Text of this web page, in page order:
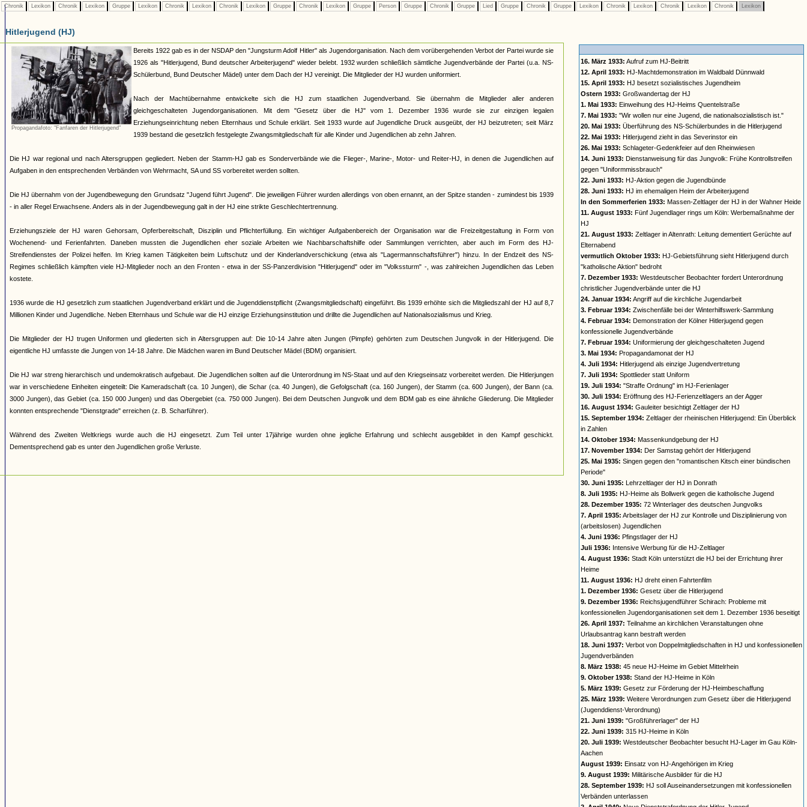
Chronik Lexikon Chronik Lexikon Gruppe Lexikon Chronik Lexikon Chronik Lexikon Gruppe Chronik Lexikon Gruppe Person Gruppe Chronik Gruppe Lied Gruppe Chronik Gruppe Lexikon Chronik Lexikon Chronik Lexikon Chronik Lexikon
Hitlerjugend (HJ)
Propagandafoto: "Fanfaren der Hitlerjugend"
Bereits 1922 gab es in der NSDAP den "Jungsturm Adolf Hitler" als Jugendorganisation. Nach dem vorübergehenden Verbot der Partei wurde sie
1926 als "Hitlerjugend, Bund deutscher Arbeiterjugend" wieder belebt. 1932 wurden schließlich sämtliche Jugendverbände der Partei (u.a. NS-
Schülerbund, Bund Deutscher Mädel) unter dem Dach der HJ vereinigt. Die Mitglieder der HJ wurden uniformiert.
Nach der Machtübernahme entwickelte sich die HJ zum staatlichen Jugendverband. Sie übernahm die Mitglieder aller anderen
gleichgeschalteten Jugendorganisationen. Mit dem "Gesetz über die HJ" vom 1. Dezember 1936 wurde sie zur einzigen legalen
Erziehungseinrichtung neben Elternhaus und Schule erklärt. Seit 1933 wurde auf Jugendliche Druck ausgeübt, der HJ beizutreten; seit März
1939 bestand die gesetzlich festgelegte Zwangsmitgliedschaft für alle Kinder und Jugendlichen ab zehn Jahren.
Die HJ war regional und nach Altersgruppen gegliedert. Neben der Stamm-HJ gab es Sonderverbände wie die Flieger-, Marine-, Motor- und Reiter-HJ, in denen die Jugendlichen auf
Aufgaben in den entsprechenden Verbänden von Wehrmacht, SA und SS vorbereitet werden sollten.
Die HJ übernahm von der Jugendbewegung den Grundsatz "Jugend führt Jugend". Die jeweiligen Führer wurden allerdings von oben ernannt, an der Spitze standen - zumindest bis 1939
- in aller Regel Erwachsene. Anders als in der Jugendbewegung galt in der HJ eine strikte Geschlechtertrennung.
Erziehungsziele der HJ waren Gehorsam, Opferbereitschaft, Disziplin und Pflichterfüllung. Ein wichtiger Aufgabenbereich der Organisation war die Freizeitgestaltung in Form von
Wochenend- und Ferienfahrten. Daneben mussten die Jugendlichen eher soziale Arbeiten wie Nachbarschaftshilfe oder Sammlungen verrichten, aber auch im Form des HJ-
Streifendienstes der Polizei helfen. Im Krieg kamen Tätigkeiten beim Luftschutz und der Kinderlandverschickung (etwa als "Lagermannschaftsführer") hinzu. In der Endzeit des NS-
Regimes schließlich kämpften viele HJ-Mitglieder noch an den Fronten - etwa in der SS-Panzerdivision "Hitlerjugend" oder im "Volkssturm" -, was zahlreichen Jugendlichen das Leben
kostete.
1936 wurde die HJ gesetzlich zum staatlichen Jugendverband erklärt und die Jugenddienstpflicht (Zwangsmitgliedschaft) eingeführt. Bis 1939 erhöhte sich die Mitgliedszahl der HJ auf 8,7
Millionen Kinder und Jugendliche. Neben Elternhaus und Schule war die HJ einzige Erziehungsinstitution und drillte die Jugendlichen auf Nationalsozialismus und Krieg.
Die Mitglieder der HJ trugen Uniformen und gliederten sich in Altersgruppen auf: Die 10-14 Jahre alten Jungen (Pimpfe) gehörten zum Deutschen Jungvolk in der Hitlerjugend. Die
eigentliche HJ umfasste die Jungen von 14-18 Jahre. Die Mädchen waren im Bund Deutscher Mädel (BDM) organisiert.
Die HJ war streng hierarchisch und undemokratisch aufgebaut. Die Jugendlichen sollten auf die Unterordnung im NS-Staat und auf den Kriegseinsatz vorbereitet werden. Die Hitlerjungen
war in verschiedene Einheiten eingeteilt: Die Kameradschaft (ca. 10 Jungen), die Schar (ca. 40 Jungen), die Gefolgschaft (ca. 160 Jungen), der Stamm (ca. 600 Jungen), der Bann (ca.
3000 Jungen), das Gebiet (ca. 150 000 Jungen) und das Obergebiet (ca. 750 000 Jungen). Bei dem Deutschen Jungvolk und dem BDM gab es eine ähnliche Gliederung. Die Mitglieder
konnten entsprechende "Dienstgrade" erreichen (z. B. Scharführer).
Während des Zweiten Weltkriegs wurde auch die HJ eingesetzt. Zum Teil unter 17jährige wurden ohne jegliche Erfahrung und schlecht ausgebildet in den Kampf geschickt.
Dementsprechend gab es unter den Jugendlichen große Verluste.
16. März 1933: Aufruf zum HJ-Beitritt
12. April 1933: HJ-Machtdemonstration im Waldbald Dünnwald
15. April 1933: HJ besetzt sozialistisches Jugendheim
Ostern 1933: Großwandertag der HJ
1. Mai 1933: Einweihung des HJ-Heims Quentelstraße
7. Mai 1933: "Wir wollen nur eine Jugend, die nationalsozialistisch ist."
20. Mai 1933: Überführung des NS-Schülerbundes in die Hitlerjugend
22. Mai 1933: Hitlerjugend zieht in das Severinstor ein
26. Mai 1933: Schlageter-Gedenkfeier auf den Rheinwiesen
14. Juni 1933: Dienstanweisung für das Jungvolk: Frühe Kontrollstreifen
gegen "Uniformmissbrauch"
22. Juni 1933: HJ-Aktion gegen die Jugendbünde
28. Juni 1933: HJ im ehemaligen Heim der Arbeiterjugend
In den Sommerferien 1933: Massen-Zeltlager der HJ in der Wahner Heide
11. August 1933: Fünf Jugendlager rings um Köln: Werbemaßnahme der
HJ
21. August 1933: Zeltlager in Altenrath: Leitung dementiert Gerüchte auf
Elternabend
vermutlich Oktober 1933: HJ-Gebietsführung sieht Hitlerjugend durch
"katholische Aktion" bedroht
7. Dezember 1933: Westdeutscher Beobachter fordert Unterordnung
christlicher Jugendverbände unter die HJ
24. Januar 1934: Angriff auf die kirchliche Jugendarbeit
3. Februar 1934: Zwischenfälle bei der Winterhilfswerk-Sammlung
4. Februar 1934: Demonstration der Kölner Hitlerjugend gegen
konfessionelle Jugendverbände
7. Februar 1934: Uniformierung der gleichgeschalteten Jugend
3. Mai 1934: Propagandamonat der HJ
4. Juli 1934: Hitlerjugend als einzige Jugendvertretung
7. Juli 1934: Spottlieder statt Uniform
19. Juli 1934: "Straffe Ordnung" im HJ-Ferienlager
30. Juli 1934: Eröffnung des HJ-Ferienzeltlagers an der Agger
16. August 1934: Gauleiter besichtigt Zeltlager der HJ
15. September 1934: Zeltlager der rheinischen Hitlerjugend: Ein Überblick
in Zahlen
14. Oktober 1934: Massenkundgebung der HJ
17. November 1934: Der Samstag gehört der Hitlerjugend
25. Mai 1935: Singen gegen den "romantischen Kitsch einer bündischen
Periode"
30. Juni 1935: Lehrzeltlager der HJ in Donrath
8. Juli 1935: HJ-Heime als Bollwerk gegen die katholische Jugend
28. Dezember 1935: 72 Winterlager des deutschen Jungvolks
7. April 1935: Arbeitslager der HJ zur Kontrolle und Disziplinierung von
(arbeitslosen) Jugendlichen
4. Juni 1936: Pfingstlager der HJ
Juli 1936: Intensive Werbung für die HJ-Zeltlager
4. August 1936: Stadt Köln unterstützt die HJ bei der Errichtung ihrer
Heime
11. August 1936: HJ dreht einen Fahrtenfilm
1. Dezember 1936: Gesetz über die Hitlerjugend
9. Dezember 1936: Reichsjugendführer Schirach: Probleme mit
konfessionellen Jugendorganisationen seit dem 1. Dezember 1936 beseitigt
26. April 1937: Teilnahme an kirchlichen Veranstaltungen ohne
Urlaubsantrag kann bestraft werden
18. Juni 1937: Verbot von Doppelmitgliedschaften in HJ und konfessionellen
Jugendverbänden
8. März 1938: 45 neue HJ-Heime im Gebiet Mittelrhein
9. Oktober 1938: Stand der HJ-Heime in Köln
5. März 1939: Gesetz zur Förderung der HJ-Heimbeschaffung
25. März 1939: Weitere Verordnungen zum Gesetz über die Hitlerjugend
(Jugenddienst-Verordnung)
21. Juni 1939: "Großführerlager" der HJ
22. Juni 1939: 315 HJ-Heime in Köln
20. Juli 1939: Westdeutscher Beobachter besucht HJ-Lager im Gau Köln-
Aachen
August 1939: Einsatz von HJ-Angehörigen im Krieg
9. August 1939: Militärische Ausbilder für die HJ
28. September 1939: HJ soll Auseinandersetzungen mit konfessionellen
Verbänden unterlassen